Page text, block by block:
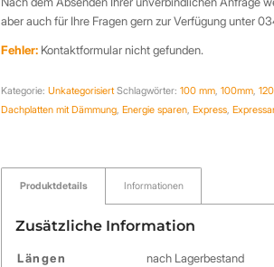
aber auch für Ihre Fragen gern zur Verfügung unter
Fehler: Kontaktformular nicht gefunden.
Kategorie:Unkategorisiert Schlagwörter:100 mm,100mm,
Dachplatten mit Dämmung,Energie sparen,Express,
Produktdetails Informationen
Zusätzliche Information
Längen nach Lagerbestand